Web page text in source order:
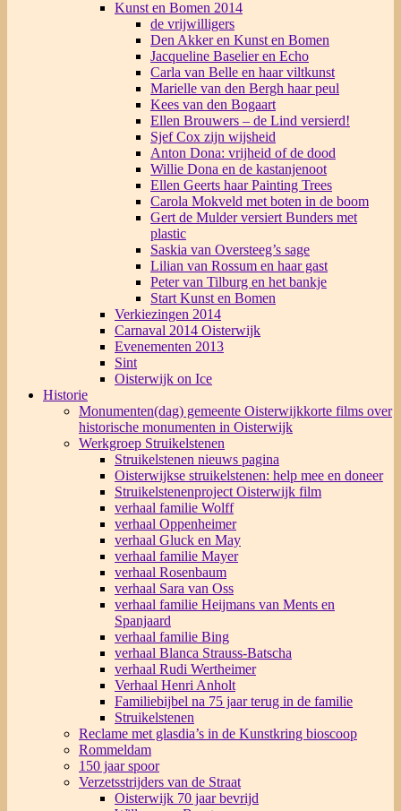
Kunst en Bomen 2014
de vrijwilligers
Den Akker en Kunst en Bomen
Jacqueline Baselier en Echo
Carla van Belle en haar viltkunst
Marielle van den Bergh haar peul
Kees van den Bogaart
Ellen Brouwers – de Lind versierd!
Sjef Cox zijn wijsheid
Anton Dona: vrijheid of de dood
Willie Dona en de kastanjenoot
Ellen Geerts haar Painting Trees
Carola Mokveld met boten in de boom
Gert de Mulder versiert Bunders met
plastic
Saskia van Oversteeg’s sage
Lilian van Rossum en haar gast
Peter van Tilburg en het bankje
Start Kunst en Bomen
Verkiezingen 2014
Carnaval 2014 Oisterwijk
Evenementen 2013
Sint
Oisterwijk on Ice
Historie
Monumenten(dag) gemeente Oisterwijkkorte films over
historische monumenten in Oisterwijk
Werkgroep Struikelstenen
Struikelstenen nieuws pagina
Oisterwijkse struikelstenen: help mee en doneer
Struikelstenenproject Oisterwijk film
verhaal familie Wolff
verhaal Oppenheimer
verhaal Gluck en May
verhaal familie Mayer
verhaal Rosenbaum
verhaal Sara van Oss
verhaal familie Heijmans van Ments en
Spanjaard
verhaal familie Bing
verhaal Blanca Strauss-Batscha
verhaal Rudi Wertheimer
Verhaal Henri Anholt
Familiebijbel na 75 jaar terug in de familie
Struikelstenen
Reclame met glasdia’s in de Kunstkring bioscoop
Rommeldam
150 jaar spoor
Verzetsstrijders van de Straat
Oisterwijk 70 jaar bevrijd